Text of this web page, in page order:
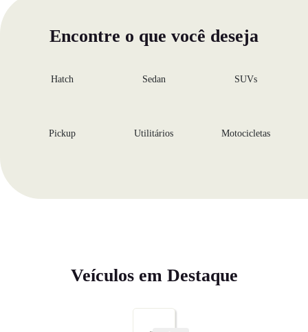
Encontre o que você deseja
Hatch Sedan SUVs
Pickup Utilitários Motocicletas
Veículos em Destaque